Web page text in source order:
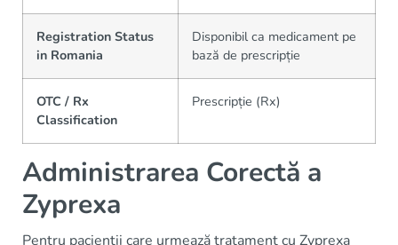
Registration Status
in Romania
Disponibil ca medicament pe
bază de prescripție
OTC / Rx
Classification
Prescripție (Rx)
Administrarea Corectă a
Zyprexa
Pentru pacienții care urmează tratament cu Zyprexa